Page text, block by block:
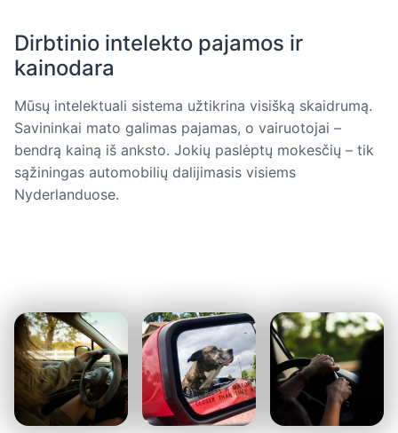
Dirbtinio intelekto pajamos ir
kainodara
Mūsų intelektuali sistema užtikrina visišką skaidrumą.
Savininkai mato galimas pajamas, o vairuotojai –
bendrą kainą iš anksto. Jokių paslėptų mokesčių – tik
sąžiningas automobilių dalijimasis visiems
Nyderlanduose.